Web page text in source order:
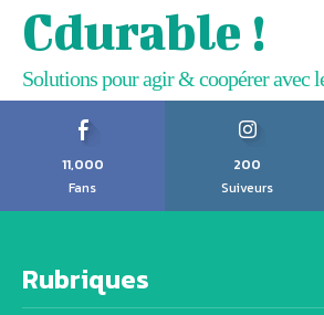
Cdurable !
Solutions pour agir & coopérer avec
11,000
Fans
200
Suiveurs
Rubriques